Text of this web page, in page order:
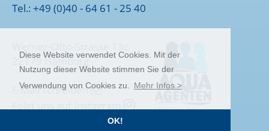
Diese Website verwendet Cookies. Mit der
Nutzung dieser Website stimmen Sie der
Verwendung von Cookies zu. Mehr Infos >
OK!
Tel.: +49 (0)40 - 64 61 - 25 40
22179 Hamburg
E-Mail schreiben